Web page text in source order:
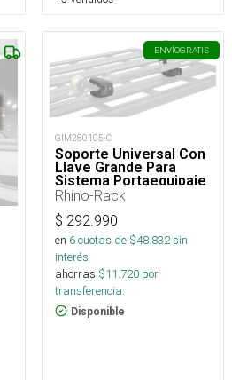
ENVÍOGRATIS
GIM280105-C
Soporte Universal Con
Llave Grande Para
Sistema Portaequipaje
De Montaje Stow It
Rhino-Rack
$ 292.990
en 6cuotas de $48.832sin
interés
ahorras $11.720 por
transferencia.
Disponible